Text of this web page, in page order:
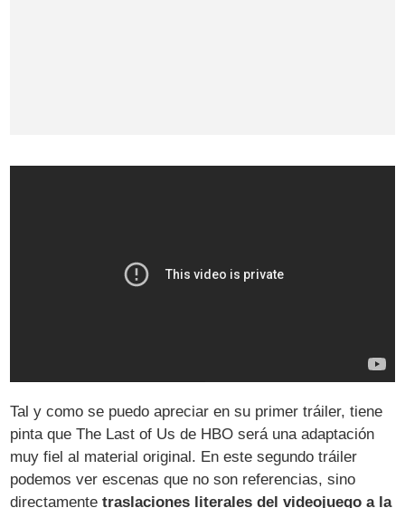
Tal y como se puedo apreciar en su primer tráiler, tiene
pinta que The Last of Us de HBO será una adaptación
muy fiel al material original. En este segundo tráiler
podemos ver escenas que no son referencias, sino
directamentetraslaciones literales del videojuego a la